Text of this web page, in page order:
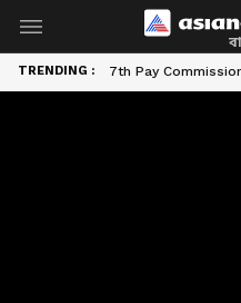
TRENDING : 7th Pay